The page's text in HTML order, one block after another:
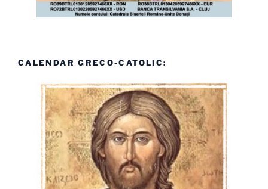
CALENDAR GRECO-CATOLIC: